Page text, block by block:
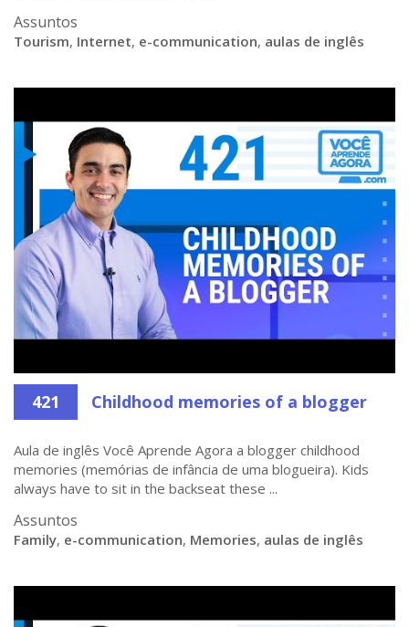
Assuntos
Tourism, Internet, e-communication, aulas de inglês
421 Childhood memories of a blogger
Aula de inglês Você Aprende Agora a blogger childhood
memories (memórias de infância de uma blogueira). Kids
always have to sit in the backseat these ...
Assuntos
Family, e-communication, Memories, aulas de inglês